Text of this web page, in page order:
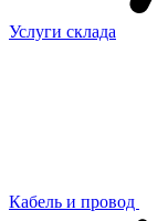
Услуги склада
Кабель и провод